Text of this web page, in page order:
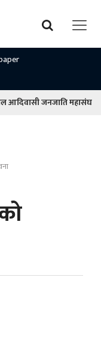
आदिवासी जनजाति महासंघ